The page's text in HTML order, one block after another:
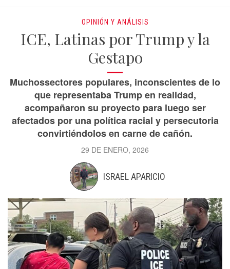
OPINIÓN Y ANÁLISIS
ICE, Latinas por Trump y la
Gestapo
Muchossectores populares, inconscientes de lo
que representaba Trump en realidad,
acompañaron su proyecto para luego ser
afectados por una política racial y persecutoria
convirtiéndolos en carne de cañón.
29 DE ENERO, 2026
ISRAEL APARICIO